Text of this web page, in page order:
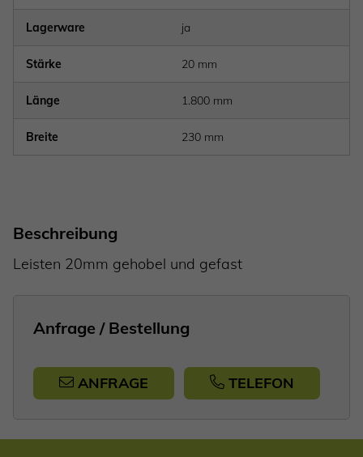
Lagerware ja
Stärke 20 mm
Länge 1.800 mm
Breite 230 mm
Beschreibung
Leisten 20mm gehobel und gefast
Anfrage / Bestellung
ANFRAGE TELEFON